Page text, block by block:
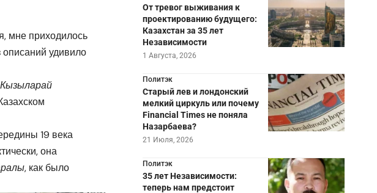
мне приходилось
удивило
Кызыларай
19 века
она
, как было
От тревог выживания к
проектированию будущего:
Казахстан за 35 лет
Независимости
1 Августа, 2026
Политэк
Старый лев и лондонский
мелкий циркуль или почему
Financial Times не поняла
Назарбаева?
21 Июля, 2026
Политэк
35 лет Независимости:
теперь нам предстоит